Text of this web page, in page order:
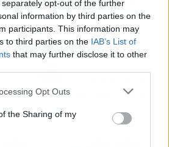
opt-out of the further
information by third parties on the
participants. This information may
to third parties on the IAB’s List of
that may further disclose it to other
Opt Outs
the Sharing of my
Artículo siguiente
Joan López y Potencia